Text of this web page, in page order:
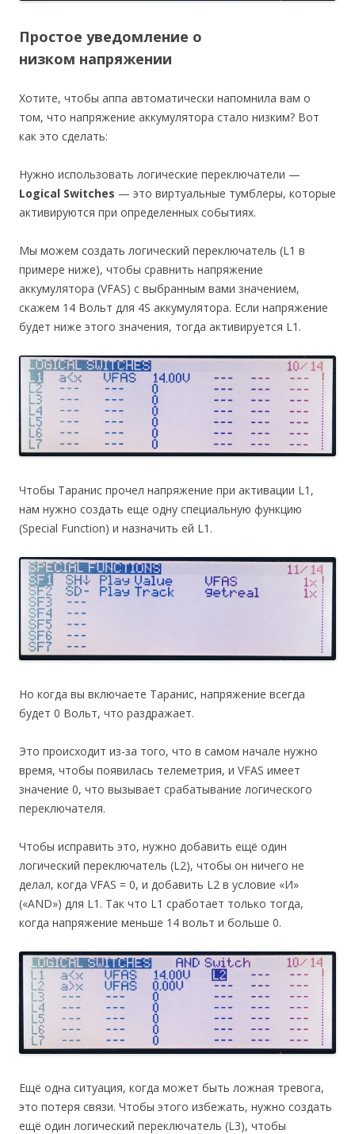
Простое уведомление о
низком напряжении
Хотите, чтобы аппа автоматически напомнила вам о
том, что напряжение аккумулятора стало низким? Вот
как это сделать:
Нужно использовать логические переключатели —
Logical Switches — это виртуальные тумблеры, которые
активируются при определенных событиях.
Мы можем создать логический переключатель (L1 в
примере ниже), чтобы сравнить напряжение
аккумулятора (VFAS) с выбранным вами значением,
скажем 14 Вольт для 4S аккумулятора. Если напряжение
будет ниже этого значения, тогда активируется L1.
Чтобы Таранис прочел напряжение при активации L1,
нам нужно создать еще одну специальную функцию
(Special Function) и назначить ей L1.
Но когда вы включаете Таранис, напряжение всегда
будет 0 Вольт, что раздражает.
Это происходит из-за того, что в самом начале нужно
время, чтобы появилась телеметрия, и VFAS имеет
значение 0, что вызывает срабатывание логического
переключателя.
Чтобы исправить это, нужно добавить ещё один
логический переключатель (L2), чтобы он ничего не
делал, когда VFAS = 0, и добавить L2 в условие «И»
(«AND») для L1. Так что L1 сработает только тогда,
когда напряжение меньше 14 вольт и больше 0.
Ещё одна ситуация, когда может быть ложная тревога,
это потеря связи. Чтобы этого избежать, нужно создать
ещё один логический переключатель (L3), чтобы